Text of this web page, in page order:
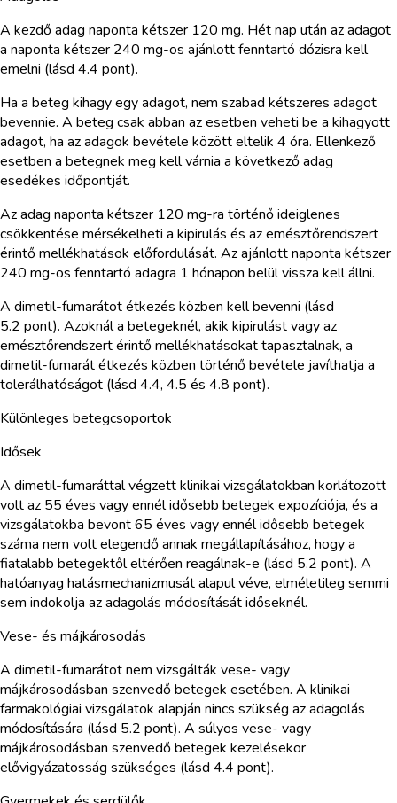
A kezdő adag naponta kétszer 120 mg. Hét nap után az adagot
a naponta kétszer 240 mg-os ajánlott fenntartó dózisra kell
emelni (lásd 4.4 pont).
Ha a beteg kihagy egy adagot, nem szabad kétszeres adagot
bevennie. A beteg csak abban az esetben veheti be a kihagyott
adagot, ha az adagok bevétele között eltelik 4 óra. Ellenkező
esetben a betegnek meg kell várnia a következő adag
esedékes időpontját.
Az adag naponta kétszer 120 mg-ra történő ideiglenes
csökkentése mérsékelheti a kipirulás és az emésztőrendszert
érintő mellékhatások előfordulását. Az ajánlott naponta kétszer
240 mg-os fenntartó adagra 1 hónapon belül vissza kell állni.
A dimetil-fumarátot étkezés közben kell bevenni (lásd
5.2 pont). Azoknál a betegeknél, akik kipirulást vagy az
emésztőrendszert érintő mellékhatásokat tapasztalnak, a
dimetil-fumarát étkezés közben történő bevétele javíthatja a
tolerálhatóságot (lásd 4.4, 4.5 és 4.8 pont).
Különleges betegcsoportok
Idősek
A dimetil-fumaráttal végzett klinikai vizsgálatokban korlátozott
volt az 55 éves vagy ennél idősebb betegek expozíciója, és a
vizsgálatokba bevont 65 éves vagy ennél idősebb betegek
száma nem volt elegendő annak megállapításához, hogy a
fiatalabb betegektől eltérően reagálnak-e (lásd 5.2 pont). A
hatóanyag hatásmechanizmusát alapul véve, elméletileg semmi
sem indokolja az adagolás módosítását időseknél.
Vese- és májkárosodás
A dimetil-fumarátot nem vizsgálták vese- vagy
májkárosodásban szenvedő betegek esetében. A klinikai
farmakológiai vizsgálatok alapján nincs szükség az adagolás
módosítására (lásd 5.2 pont). A súlyos vese- vagy
májkárosodásban szenvedő betegek kezelésekor
elővigyázatosság szükséges (lásd 4.4 pont).